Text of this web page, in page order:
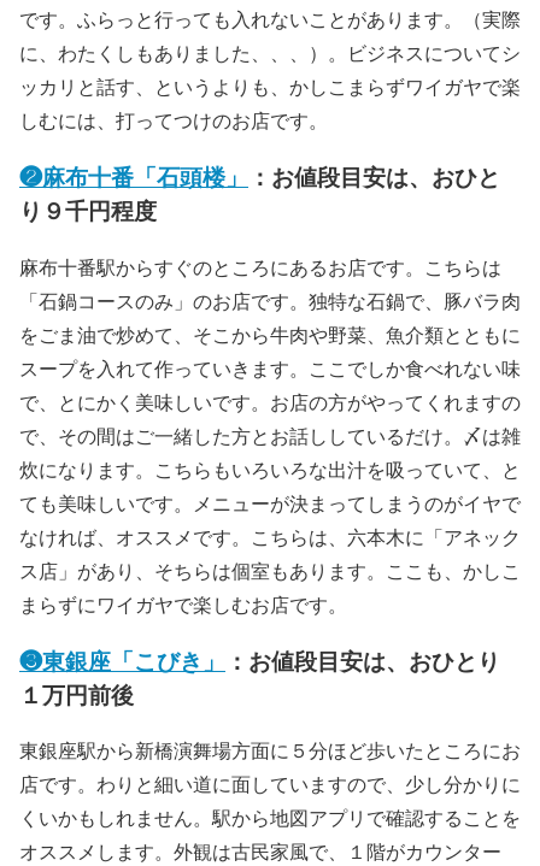
です。ふらっと行っても入れないことがあります。（実際
に、わたくしもありました、、、）。ビジネスについてシ
ッカリと話す、というよりも、かしこまらずワイガヤで楽
しむには、打ってつけのお店です。
❷麻布十番「石頭楼」
：お値段目安は、おひと
り９千円程度
麻布十番駅からすぐのところにあるお店です。こちらは
「石鍋コースのみ」のお店です。独特な石鍋で、豚バラ肉
をごま油で炒めて、そこから牛肉や野菜、魚介類とともに
スープを入れて作っていきます。ここでしか食べれない味
で、とにかく美味しいです。お店の方がやってくれますの
で、その間はご一緒した方とお話ししているだけ。〆は雑
炊になります。こちらもいろいろな出汁を吸っていて、と
ても美味しいです。メニューが決まってしまうのがイヤで
なければ、オススメです。こちらは、六本木に「アネック
ス店」があり、そちらは個室もあります。ここも、かしこ
まらずにワイガヤで楽しむお店です。
❸東銀座「こびき」
：お値段目安は、おひとり
１万円前後
東銀座駅から新橋演舞場方面に５分ほど歩いたところにお
店です。わりと細い道に面していますので、少し分かりに
くいかもしれません。駅から地図アプリで確認することを
オススメします。外観は古民家風で、１階がカウンター